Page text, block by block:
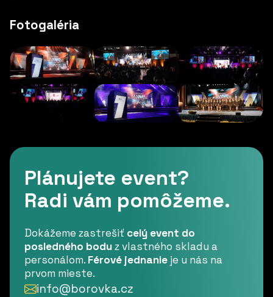
Fotogaléria
Plánujete event?
Radi vám pomôžeme.
Dokážeme zastrešiť celý event do
posledného boduz vlastného skladu a
personálom. Férové jednanie je u nás na
prvom mieste.
info@borovka.cz